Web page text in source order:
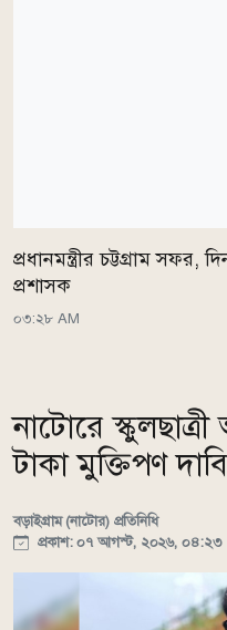
প্রধানমন্ত্রীর চট্টগ্রাম সফর,
প্রশাসক
০৩:২৮ AM
নাটোরে
টাকা মুক্তিপণ
বড়াইগ্রাম (নাটোর) প্রতিনিধি
প্রকাশ: ০৭ আগস্ট, ২০২৬, ০৪:২৩